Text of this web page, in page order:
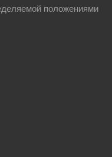
положениями